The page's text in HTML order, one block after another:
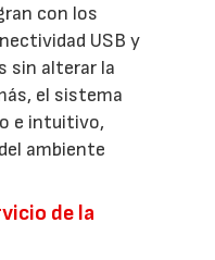
con los
USB y
sin alterar la
el sistema
e intuitivo,
ambiente
de la